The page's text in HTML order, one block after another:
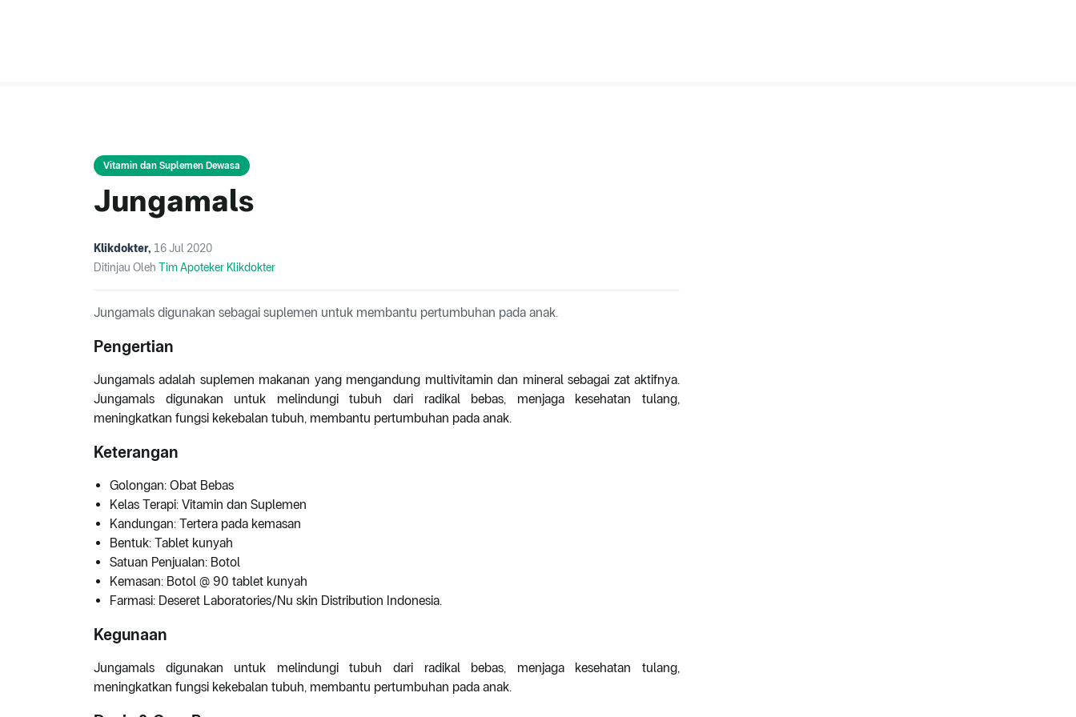
Vitamin dan Suplemen Dewasa
Jungamals
Klikdokter, 16 Jul 2020
Ditinjau Oleh Tim Apoteker Klikdokter
Jungamals digunakan sebagai suplemen untuk membantu pertumbuhan pada anak.
Pengertian
Jungamals adalah suplemen makanan yang mengandung multivitamin dan mineral sebagai zat aktifnya.
Jungamals digunakan untuk melindungi tubuh dari radikal bebas, menjaga kesehatan tulang,
meningkatkan fungsi kekebalan tubuh, membantu pertumbuhan pada anak.
Keterangan
Golongan: Obat Bebas
Kelas Terapi: Vitamin dan Suplemen
Kandungan: Tertera pada kemasan
Bentuk: Tablet kunyah
Satuan Penjualan: Botol
Kemasan: Botol @ 90 tablet kunyah
Farmasi: Deseret Laboratories/Nu skin Distribution Indonesia.
Kegunaan
Jungamals digunakan untuk melindungi tubuh dari radikal bebas, menjaga kesehatan tulang,
meningkatkan fungsi kekebalan tubuh, membantu pertumbuhan pada anak.